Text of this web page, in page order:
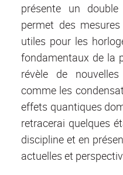
présente un
permet des mesures
utiles pour les
fondamentaux de la
révèle de
comme les
effets quantiques
retracerai quelques
discipline et en
actuelles et